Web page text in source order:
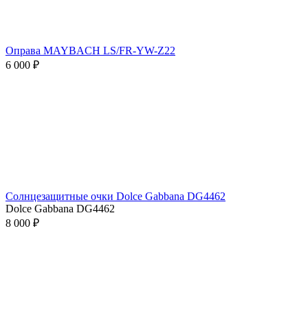
Оправа MAYBACH LS/FR-YW-Z22
6 000 ₽
Солнцезащитные очки Dolce Gabbana DG4462
Dolce Gabbana DG4462
8 000 ₽